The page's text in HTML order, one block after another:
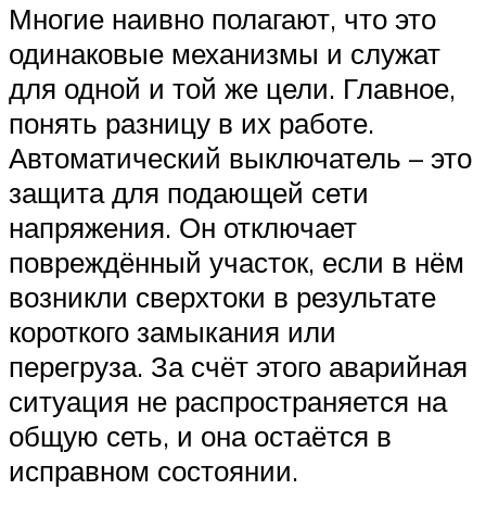
Многие наивно полагают, что это
одинаковые механизмы и служат
для одной и той же цели. Главное,
понять разницу в их работе.
Автоматический выключатель – это
защита для подающей сети
напряжения. Он отключает
повреждённый участок, если в нём
возникли сверхтоки в результате
короткого замыкания или
перегруза. За счёт этого аварийная
ситуация не распространяется на
общую сеть, и она остаётся в
исправном состоянии.